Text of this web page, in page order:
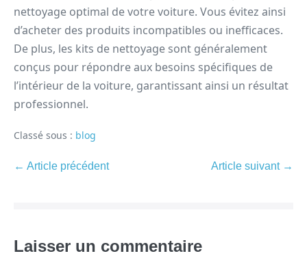
nettoyage optimal de votre voiture. Vous évitez ainsi
d’acheter des produits incompatibles ou inefficaces.
De plus, les kits de nettoyage sont généralement
conçus pour répondre aux besoins spécifiques de
l’intérieur de la voiture, garantissant ainsi un résultat
professionnel.
Classé sous : blog
← Article précédent Article suivant →
Laisser un commentaire